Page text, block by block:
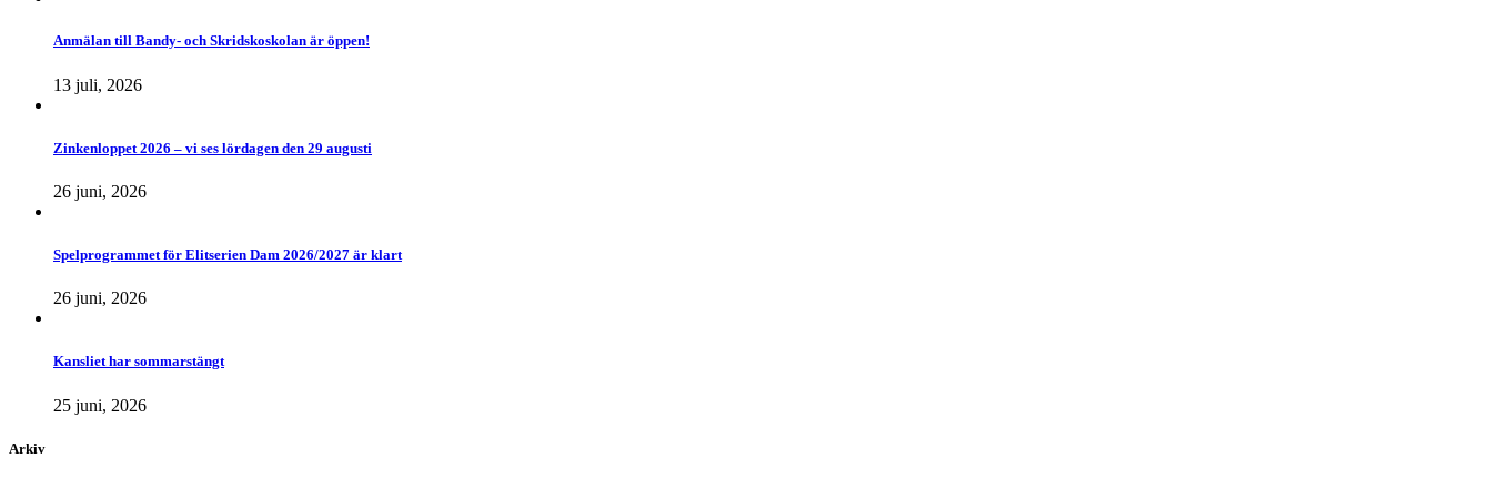
Anmälan till Bandy- och Skridskoskolan är öppen!
13 juli, 2026
Zinkenloppet 2026 – vi ses lördagen den 29 augusti
26 juni, 2026
Spelprogrammet för Elitserien Dam 2026/2027 är klart
26 juni, 2026
Kansliet har sommarstängt
25 juni, 2026
Arkiv